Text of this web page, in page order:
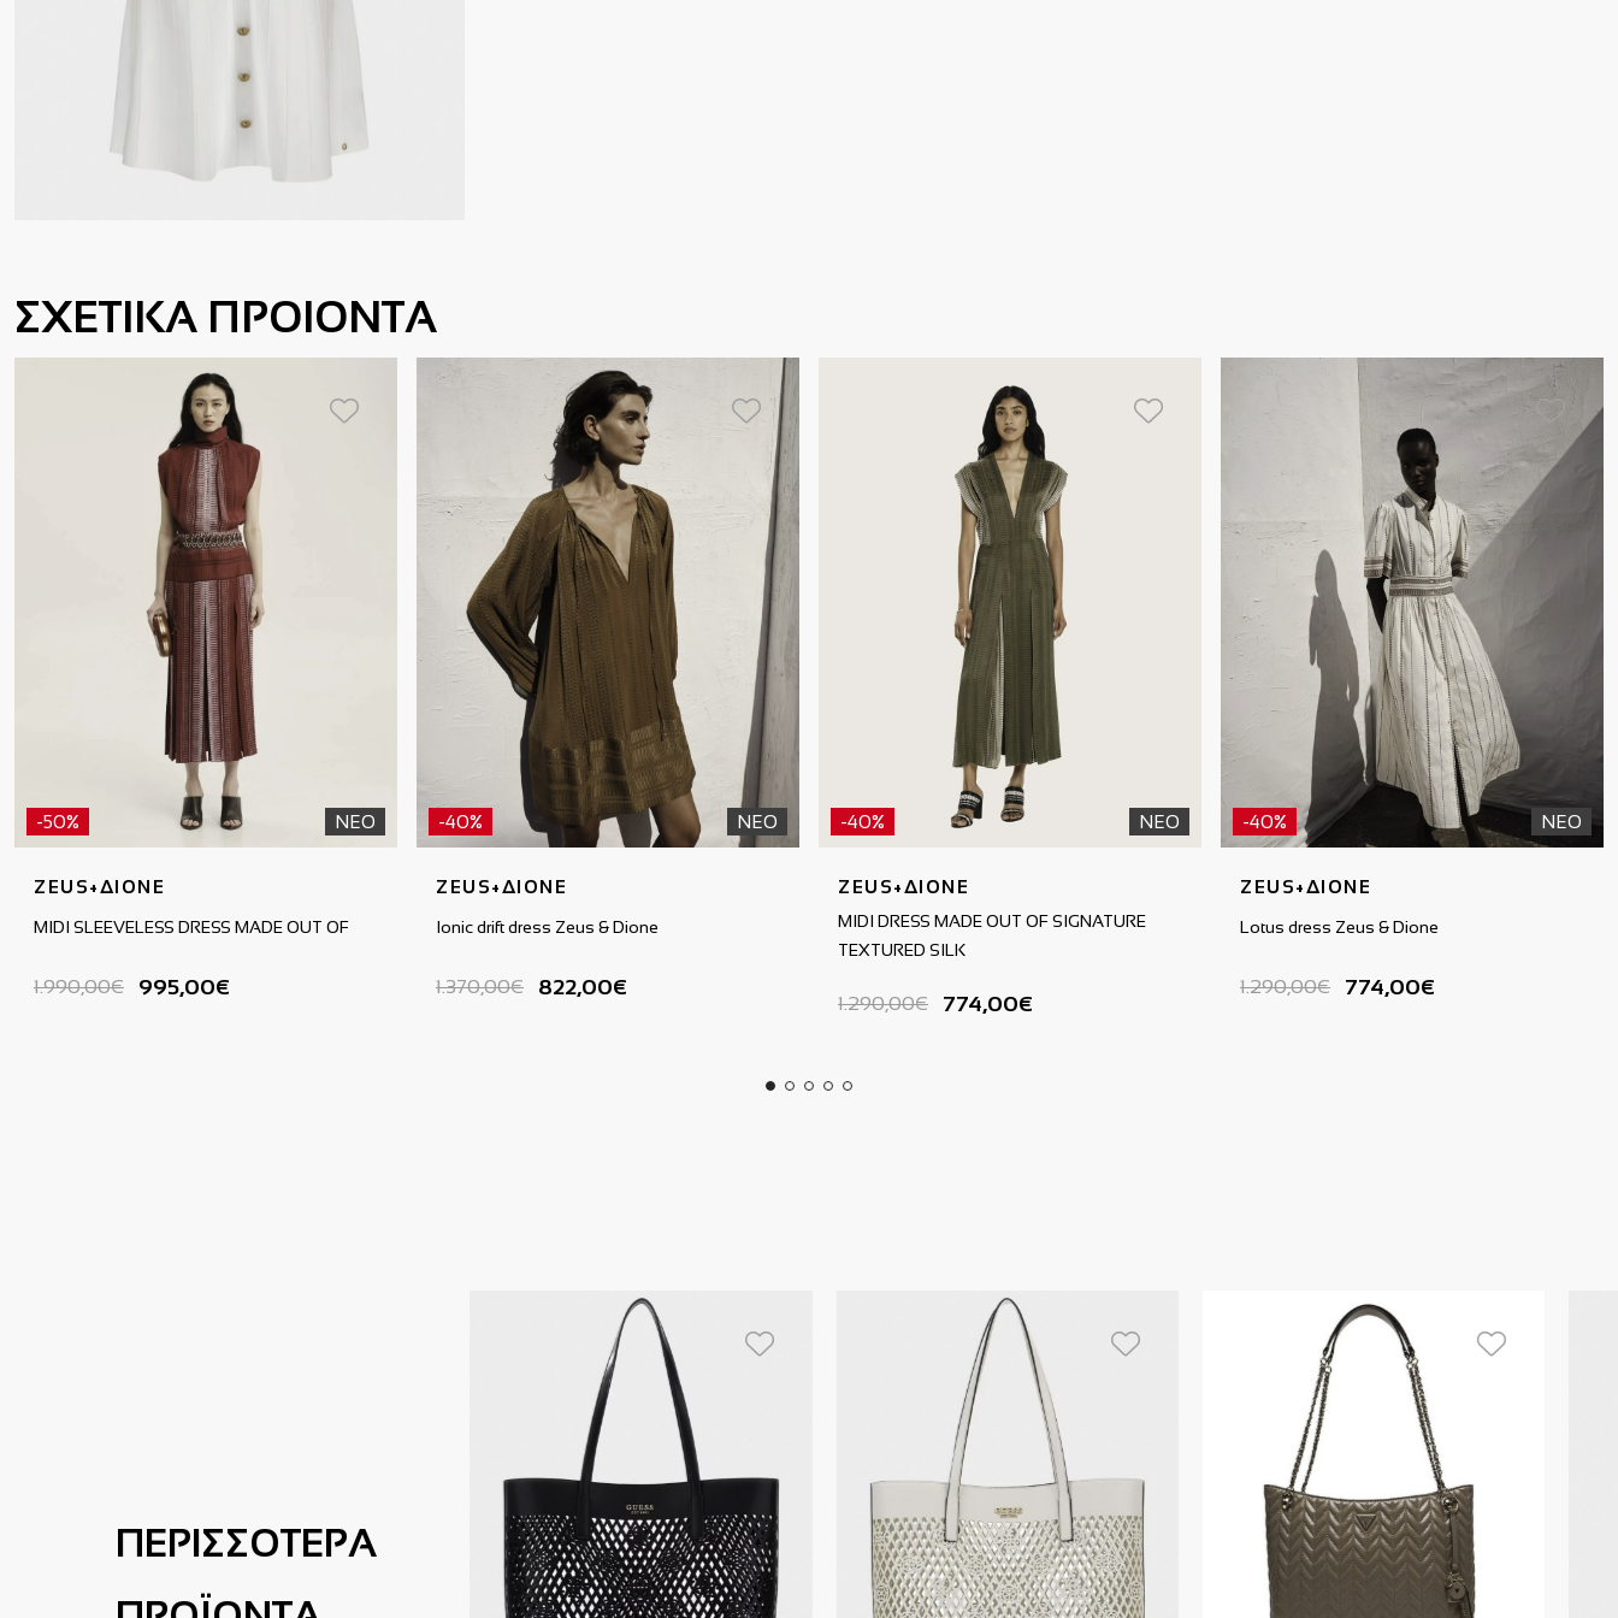
ΣΧΕΤΙΚΑ ΠΡΟΙΟΝΤΑ
ΝΕΟ
-50%
ZEUS+ΔΙΟΝΕ
MIDI SLEEVELESS DRESS MADE OUT OF
1.990,00€ 995,00€
ΝΕΟ
-40%
ZEUS+ΔΙΟΝΕ
Ionic drift dress Zeus & Dione
1.370,00€ 822,00€
ΝΕΟ
-40%
ZEUS+ΔΙΟΝΕ
MIDI DRESS MADE OUT OF SIGNATURE
TEXTURED SILK
1.290,00€ 774,00€
ΝΕΟ
-40%
ZEUS+ΔΙΟΝΕ
Lotus dress Zeus & Dione
1.290,00€ 774,00€
ΠΕΡΙΣΣΟΤΕΡΑ